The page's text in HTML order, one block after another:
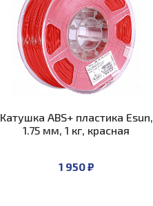
Катушка ABS+ пластика Esun,
1.75 мм, 1 кг, красная
1 950 ₽